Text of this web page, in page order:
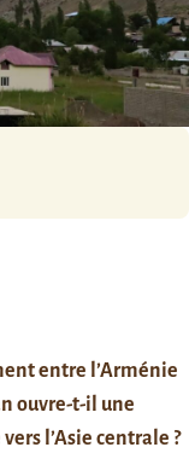
entre l’Arménie
ouvre-t-il une
l’Asie centrale ?